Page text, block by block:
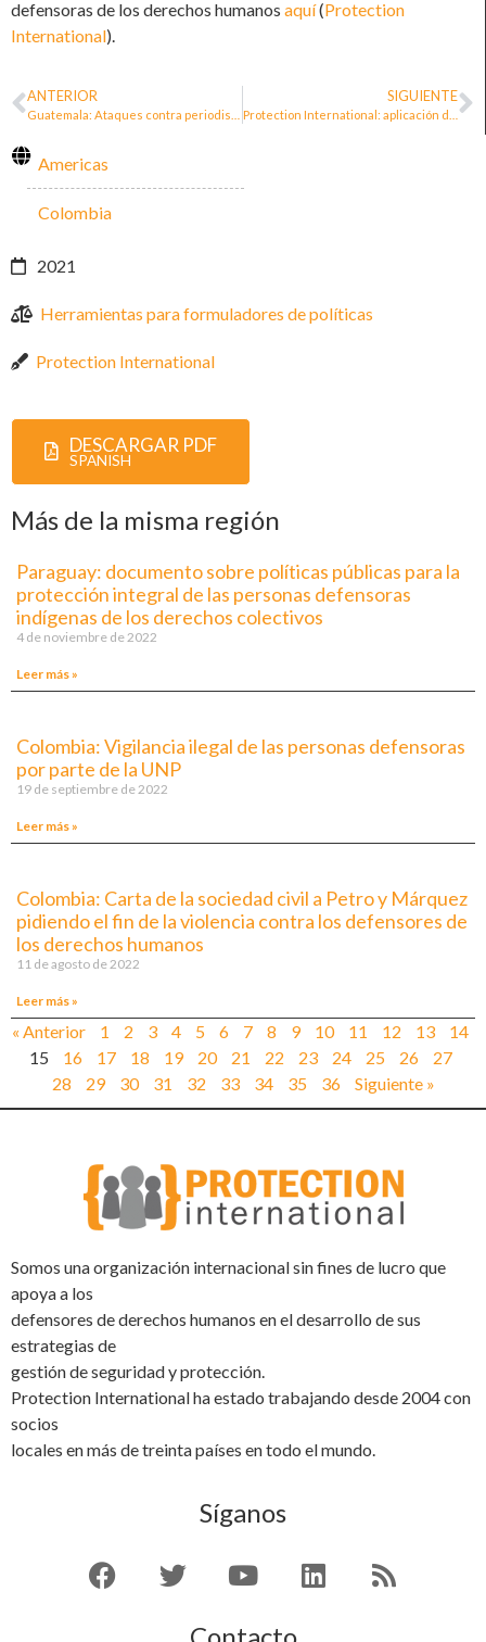
defensoras de los derechos humanos aquí(Protection
International).
ANTERIOR SIGUIENTE
Americas
Colombia
2021
Herramientas para formuladores de políticas
Protection International
DESCARGAR PDF
SPANISH
Más de la misma región
Paraguay: documento sobre políticas públicas para la
protección integral de las personas defensoras
indígenas de los derechos colectivos
4 de noviembre de 2022
Leer más »
Colombia: Vigilancia ilegal de las personas defensoras
por parte de la UNP
19 de septiembre de 2022
Leer más »
Colombia: Carta de la sociedad civil a Petro y Márquez
pidiendo el fin de la violencia contra los defensores de
los derechos humanos
11 de agosto de 2022
Leer más »
« Anterior 1 2 3 4 5 6 7 8 9 10 11 12 13
14
15
16 17 18 19 20 21 22 23 24 25 26
27
28
29 30 31 32 33 34 35 36 Siguiente »
Somos una organización internacional sin fines de lucro que
apoya a los
defensores de derechos humanos en el desarrollo de sus
estrategias de
gestión de seguridad y protección.
Protection International ha estado trabajando desde 2004 con
socios
locales en más de treinta países en todo el mundo.
Síganos